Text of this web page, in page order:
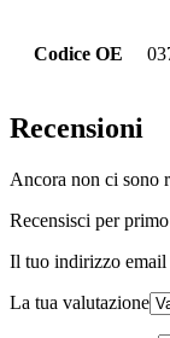
Codice OE
Recensioni
Ancora non ci sono
Recensisci per
Il tuo indirizzo email
La tua valutazione